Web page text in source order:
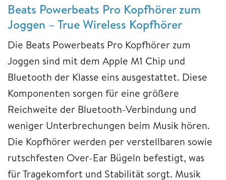
Beats Powerbeats Pro Kopfhörer zum
Joggen – True Wireless Kopfhörer
Die Beats Powerbeats Pro Kopfhörer zum
Joggen sind mit dem Apple M1 Chip und
Bluetooth der Klasse eins ausgestattet. Diese
Komponenten sorgen für eine größere
Reichweite der Bluetooth-Verbindung und
weniger Unterbrechungen beim Musik hören.
Die Kopfhörer werden per verstellbaren sowie
rutschfesten Over-Ear Bügeln befestigt, was
für Tragekomfort und Stabilität sorgt. Musik